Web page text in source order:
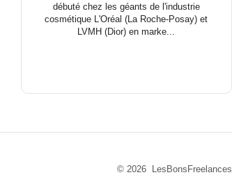
débuté chez les géants de l'industrie
cosmétique L'Oréal (La Roche-Posay) et
LVMH (Dior) en marke...
© 2026 LesBonsFreelances